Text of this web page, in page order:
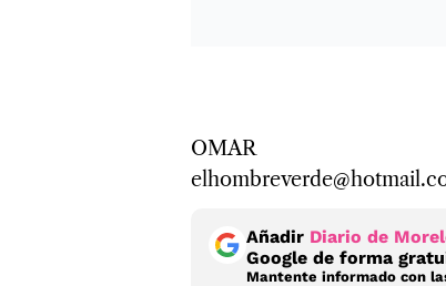
OMAR
Añadir Diario de
Google de forma
Mantente informado con